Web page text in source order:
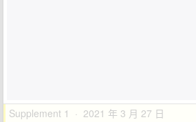
Supplement 1 · 2021 年 3 月 27 日